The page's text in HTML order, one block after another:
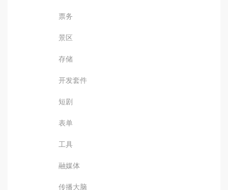
票务
景区
存储
开发套件
短剧
表单
工具
融媒体
传播大脑